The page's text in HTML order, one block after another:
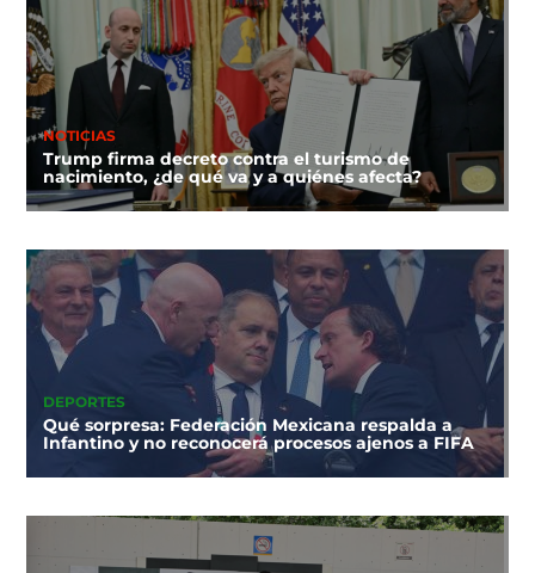
NOTICIAS
Trump firma decreto contra el turismo de
nacimiento, ¿de qué va y a quiénes afecta?
DEPORTES
Qué sorpresa: Federación Mexicana respalda a
Infantino y no reconocerá procesos ajenos a FIFA